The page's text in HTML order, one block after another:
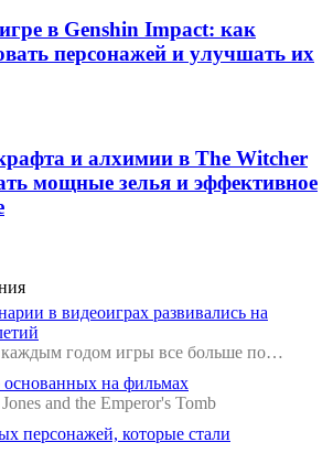
в Genshin Impact: как
персонажей и улучшать их
и алхимии в The Witcher
мощные зелья и эффективное
в видеоиграх развивались на
годом игры все больше по…
основанных на фильмах
and the Emperor's Tomb
персонажей, которые стали